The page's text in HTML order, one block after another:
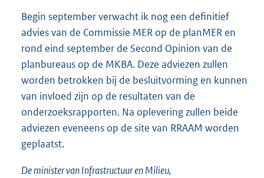
t
e
r
n
e
l
i
n
Begin september verwacht ik nog een definitief
advies van de Commissie MER op de planMER en
rond eind september de Second Opinion van de
planbureaus op de MKBA. Deze adviezen zullen
worden betrokken bij de besluitvorming en kunnen
van invloed zijn op de resultaten van de
onderzoeksrapporten. Na oplevering zullen beide
adviezen eveneens op de site van RRAAM worden
geplaatst.
De minister van Infrastructuur en Milieu,